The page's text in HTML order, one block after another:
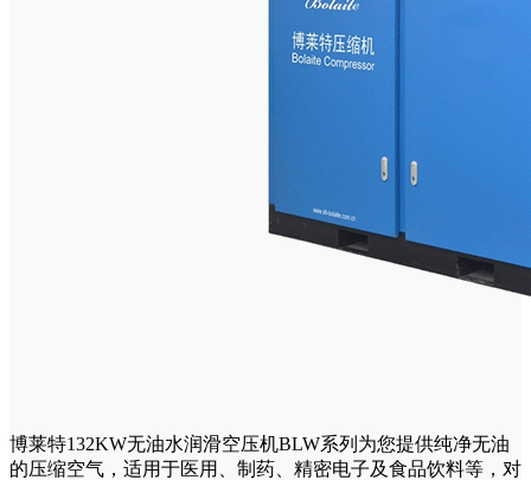
博莱特132KW无油水润滑空压机BLW系列为您提供纯净无油
的压缩空气，适用于医用、制药、精密电子及食品饮料等，对